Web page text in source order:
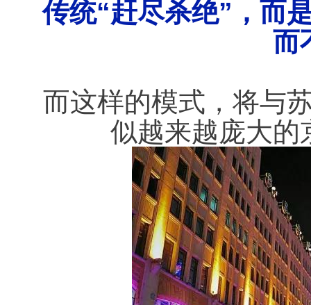
传统“赶尽杀绝”，而
而
而这样的模式，将与
似越来越庞大的